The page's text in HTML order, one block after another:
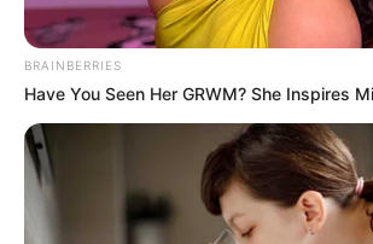
Incautan
armas en
siguen
espacio
BRAINBERRIES
Have You Seen Her GRWM? She Inspires